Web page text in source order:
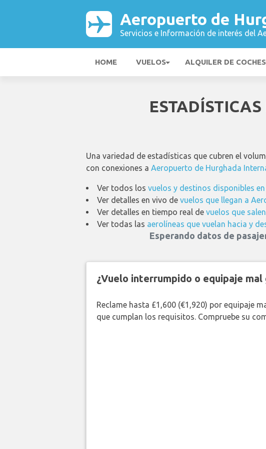
Aeropuerto de
Servicios e Información de interés del
HOME VUELOS ALQUILER DE COCHES
Una variedad de estadísticas que cubren el
con conexiones a Aeropuerto de Hurghada
Ver todos los vuelos y destinos disponibles
Ver detalles en vivo de vuelos que llegan a
Ver detalles en tiempo real de vuelos que
Ver todas las aerolíneas que vuelan hacia y
Esperando datos de
¿Vuelo interrumpido o equipaje mal
Reclame hasta £1,600 (€1,920) por equipaje
que cumplan los requisitos. Compruebe su